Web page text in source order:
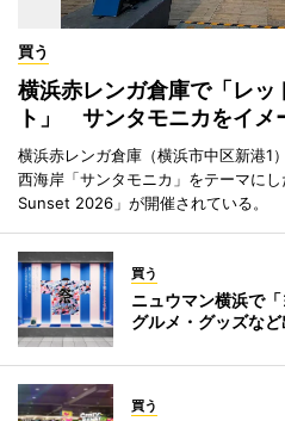
買う
横浜赤レンガ倉庫で「レッ
ト」 サンタモニカをイ
横浜赤レンガ倉庫（横浜市中区新港1
西海岸「サンタモニカ」をテーマに
Sunset 2026」が開催されている。
買う
ニュウマン横浜で
グルメ・グッズな
買う